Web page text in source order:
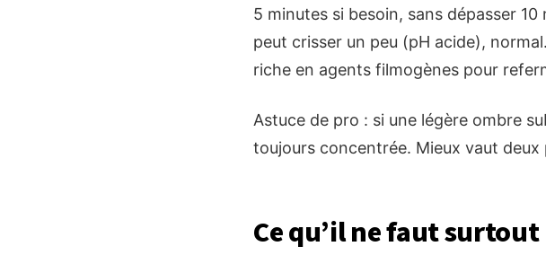
5 minutes si besoin, sans dépasser
peut crisser un peu (pH acide),
riche en agents filmogènes pour
Astuce de pro : si une légère ombre
toujours concentrée. Mieux vaut deux
Ce qu’il ne faut